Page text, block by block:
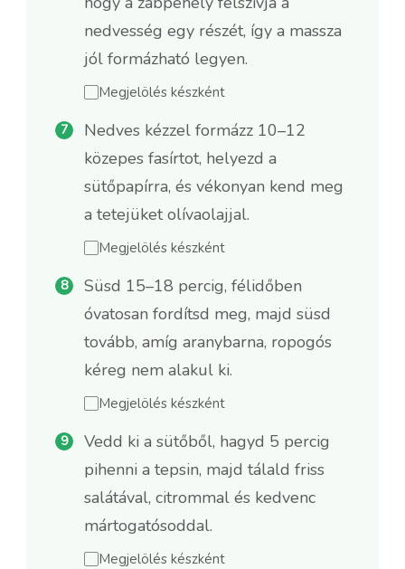
nedvesség egy részét, így a massza
jól formázható legyen.
Megjelölés készként
Nedves kézzel formázz 10–12
közepes fasírtot, helyezd a
sütőpapírra, és vékonyan kend meg
a tetejüket olívaolajjal.
Megjelölés készként
Süsd 15–18 percig, félidőben
óvatosan fordítsd meg, majd süsd
tovább, amíg aranybarna, ropogós
kéreg nem alakul ki.
Megjelölés készként
Vedd ki a sütőből, hagyd 5 percig
pihenni a tepsin, majd tálald friss
salátával, citrommal és kedvenc
mártogatósoddal.
Megjelölés készként